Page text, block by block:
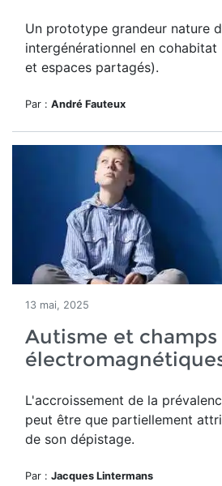
Un prototype grandeur nature
intergénérationnel en
et espaces partagés).
Par : André Fauteux
13 mai, 2025
Autisme et champs
L'accroissement de la
peut être que partiellement
de son dépistage.
Par : Jacques Lintermans